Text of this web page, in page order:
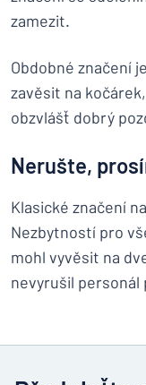
zamezit.
Obdobné značení
zavěsit na
obzvlášť dobrý
Nerušte,
Klasické značení
Nezbytností pro
mohl vyvěsit na
nevyrušil personál